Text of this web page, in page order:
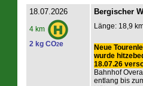
18.07.2026
4 km
2 kg CO2e
Bergischer
Länge: 18,9
Neue
wurde
18.07.26
Bahnhof
entlang bis